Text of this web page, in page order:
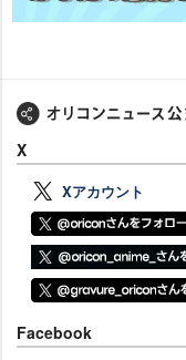
X
Xアカウント
Facebook